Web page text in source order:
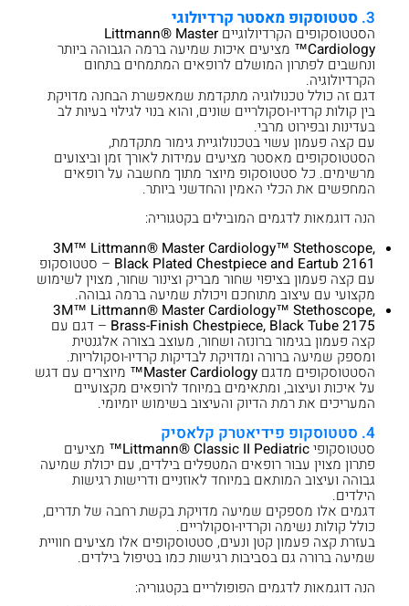
3. סטטוסקופ מאסטר קרדיולוגי
הסטטוסקופים הקרדיולוגייםLittmann® Master
Cardiology™ מציעים איכות שמיעה ברמה הגבוהה ביותר
ונחשבים לפתרון המושלם לרופאים המתמחים בתחום
הקרדיולוגיה.
דגם זה כולל טכנולוגיה מתקדמת שמאפשרת הבחנה מדויקת
בין קולות קרדיו-וסקולריים שונים, והוא בנוי לגילוי בעיות לב
בעדינות ובפירוט מרבי.
עם קצה פעמון עשוי בטכנולוגיית גימור מתקדמת,
הסטטוסקופים מאסטר מציעים עמידות לאורך זמן וביצועים
מרשימים. כל סטטוסקופ מיוצר מתוך מחשבה על רופאים
המחפשים את הכלי האמין והחדשני ביותר.
הנה דוגמאות לדגמים המובילים בקטגוריה:
3M™ Littmann® Master Cardiology™ Stethoscope,
Black Plated Chestpiece and Eartub 2161 – סטטוסקופ
עם קצה פעמון בציפוי שחור מבריק וצינור שחור, מצוין לשימוש
מקצועי עם עיצוב מתוחכם ויכולת שמיעה ברמה גבוהה.
3M™ Littmann® Master Cardiology™ Stethoscope,
Brass-Finish Chestpiece, Black Tube 2175 – דגם עם
קצה פעמון בגימור ברונזה ושחור, מעוצב בצורה אלגנטית
ומספק שמיעה ברורה ומדויקת לבדיקות קרדיו-וסקולריות.
הסטטוסקופים מדגםMaster Cardiology™ מיוצרים עם דגש
על איכות ועיצוב, ומתאימים במיוחד לרופאים מקצועיים
המעריכים את רמת הדיוק והעיצוב בשימוש יומיומי.
4. סטטוסקופ פידיאטרק קלאסיק
סטטוסקופיLittmann® Classic II Pediatric™ מציעים
פתרון מצוין עבור רופאים המטפלים בילדים, עם יכולת שמיעה
גבוהה ועיצוב המותאם במיוחד לאוזניים ודרישות רגישות
הילדים.
דגמים אלו מספקים שמיעה מדויקת בקשת רחבה של תדרים,
כולל קולות נשימה וקרדיו-וסקולריים.
בעזרת קצה פעמון קטן ונעים, סטטוסקופים אלו מציעים חוויית
שמיעה ברורה גם בסביבות רגישות כמו בטיפול בילדים.
הנה דוגמאות לדגמים הפופולריים בקטגוריה: